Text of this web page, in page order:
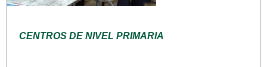
CENTROS DE NIVEL PRIMARIA